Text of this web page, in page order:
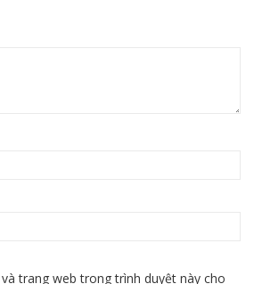
trang web trong trình duyệt này cho